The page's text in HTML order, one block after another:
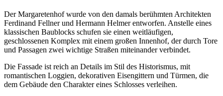
Der Margaretenhof wurde von den damals berühmten Architekten
Ferdinand Fellner und Hermann Helmer entworfen. Anstelle eines
klassischen Baublocks schufen sie einen weitläufigen,
geschlossenen Komplex mit einem großen Innenhof, der durch Tore
und Passagen zwei wichtige Straßen miteinander verbindet.
Die Fassade ist reich an Details im Stil des Historismus, mit
romantischen Loggien, dekorativen Eisengittern und Türmen, die
dem Gebäude den Charakter eines Schlosses verleihen.